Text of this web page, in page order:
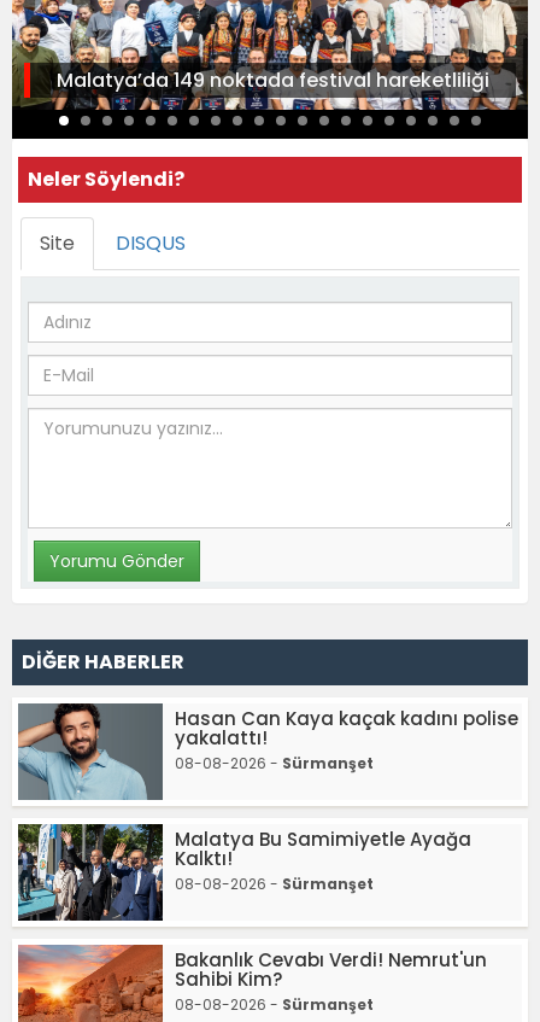
Malatya’da 149 noktada festival hareketliliği
Neler Söylendi?
Site DISQUS
DİĞER HABERLER
Hasan Can Kaya kaçak kadını polise
yakalattı!
08-08-2026 - Sürmanşet
Malatya Bu Samimiyetle Ayağa
Kalktı!
08-08-2026 - Sürmanşet
Bakanlık Cevabı Verdi! Nemrut'un
Sahibi Kim?
08-08-2026 - Sürmanşet